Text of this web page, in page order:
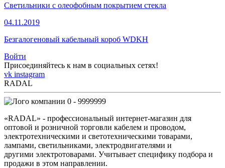
Светильники с олеофобным покрытием стекла
04.11.2019
Безгалогеновый кабельный короб WDKH
Войти
Присоединяйтесь к нам в социальных сетях!
vk instagram
RADAL
0 - 9999999
«RADAL» - профессиональный интернет-магазин для
оптовой и розничной торговли кабелем и проводом,
электротехническими и светотехническими товарами,
лампами, светильниками, электродвигателями и
другими электротоварами. Учитывает специфику подбора и
продажи в этом направлении.